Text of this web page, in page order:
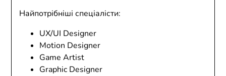
Найпотрібніші спеціалісти:
UX/UI Designer
Motion Designer
Game Artist
Graphic Designer